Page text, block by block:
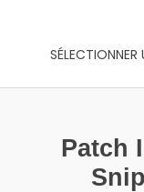
SÉLECTIONNER
Patch